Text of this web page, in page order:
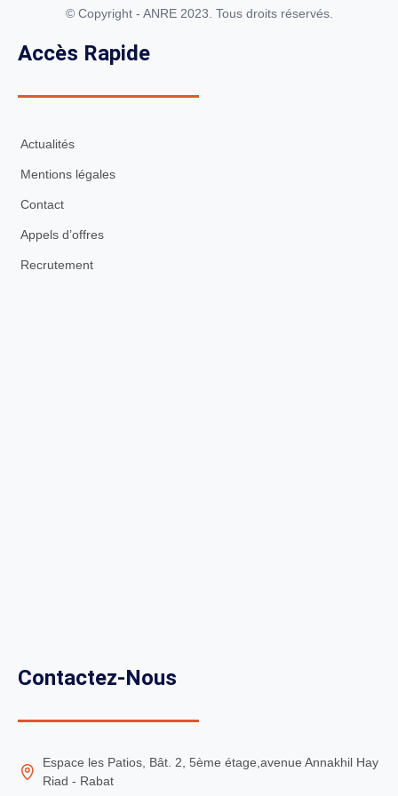
© Copyright - ANRE 2023. Tous droits réservés.
Accès Rapide
Actualités
Mentions légales
Contact
Appels d’offres
Recrutement
Contactez-Nous
Espace les Patios, Bât. 2, 5ème étage,avenue Annakhil Hay
Riad - Rabat